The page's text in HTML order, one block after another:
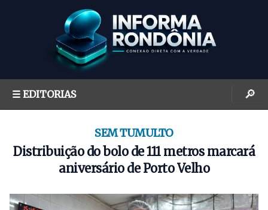
☰ EDITORIAS 🔎
SEM TUMULTO
Distribuição do bolo de 111 metros marcará
aniversário de Porto Velho